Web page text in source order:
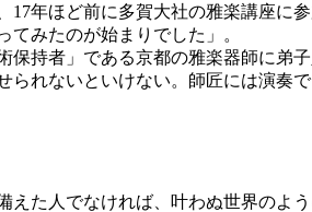
17年ほど前に多賀大社の雅楽講座
みたのが始まりでした」。
持者」である京都の雅楽器師に弟子
られないといけない。師匠には演
た人でなければ、叶わぬ世界のよう